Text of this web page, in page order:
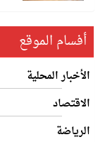
أفسام الموقع
الأخبار المحلية
الاقتصاد
الرياضة